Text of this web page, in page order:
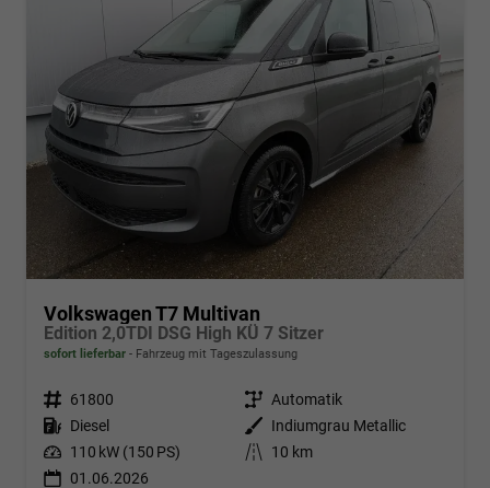
Volkswagen T7 Multivan
Edition 2,0TDI DSG High KÜ 7 Sitzer
sofort lieferbar Fahrzeug mit Tageszulassung
Fahrzeugnr. 61800 Getriebe Automatik
Kraftstoff Diesel Außenfarbe
Indiumgrau Metallic
Leistung 110 kW (150 PS) Kilometerstand
10 km
01.06.2026